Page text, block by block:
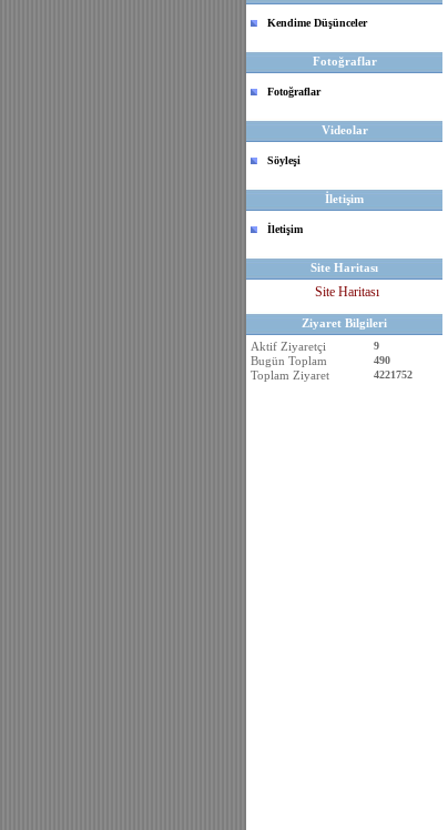
Kendime Düşünceler
Fotoğraflar
Fotoğraflar
Videolar
Söyleşi
İletişim
İletişim
Site Haritası
Site Haritası
Ziyaret Bilgileri
Aktif Ziyaretçi
9
Bugün Toplam 490
Toplam Ziyaret 4221752